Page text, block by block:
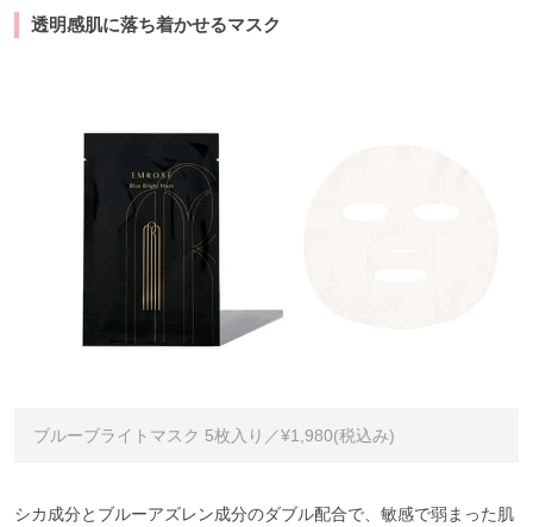
透明感肌に落ち着かせるマスク
ブルーブライトマスク 5枚入り／¥1,980(税込み)
シカ成分とブルーアズレン成分のダブル配合で、敏感で弱まった肌